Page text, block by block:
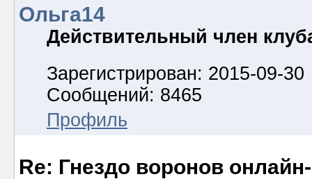
Ольга14
Действительный член
Зарегистрирован: 2015-09-30
Сообщений: 8465
Профиль
Re: Гнездо воронов